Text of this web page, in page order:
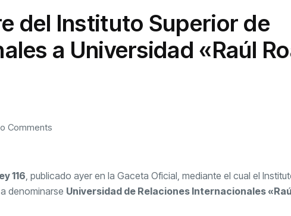
del Instituto Superior de
a Universidad «Raúl
Comments
116 , publicado ayer en la Gaceta Oficial, mediante el cual el
denominarse Universidad de Relaciones Internacionales